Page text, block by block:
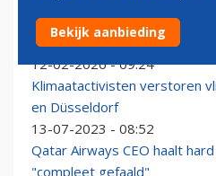
Greenpeace bezet
vliegveld voorlopig gesloten
12-02-2026 - 09:24
Klimaatactivisten verstoren
en Düsseldorf
13-07-2023 - 08:52
Qatar Airways CEO haalt
"compleet gefaald"
Bekijk aanbieding